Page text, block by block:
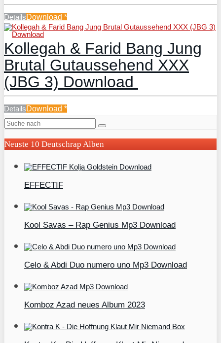
DetailsDownload *
Kollegah & Farid Bang Jung
Brutal Gutaussehend XXX
(JBG 3) Download
DetailsDownload *
Neuste 10 Deutschrap Alben
EFFECTIF
Kool Savas – Rap Genius Mp3 Download
Celo & Abdi Duo numero uno Mp3 Download
Komboz Azad neues Album 2023